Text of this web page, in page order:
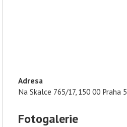
Adresa
Na Skalce 765/17, 150 00 Praha
Fotogalerie